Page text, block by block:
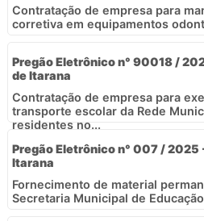
Contratação de empresa para
corretiva em equipamentos
Pregão Eletrônico n° 90018 /
de Itarana
Contratação de empresa para
transporte escolar da Rede
residentes no...
Pregão Eletrônico n° 007 /
Itarana
Fornecimento de material
Secretaria Municipal de